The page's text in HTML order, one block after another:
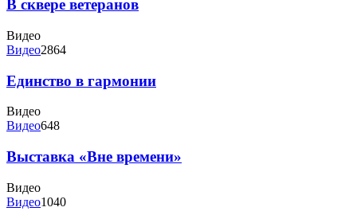
В сквере ветеранов
Видео
Видео2864
Единство в гармонии
Видео
Видео648
Выставка «Вне времени»
Видео
Видео1040